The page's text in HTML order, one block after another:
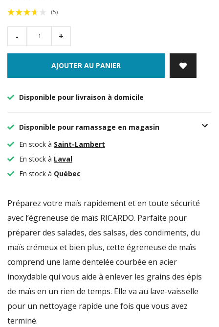
(5)
- +
AJOUTER AU PANIER
Disponible pour livraison à domicile
Disponible pour ramassage en magasin
En stock à Saint-Lambert
En stock à Laval
En stock à Québec
Préparez votre maïs rapidement et en toute sécurité
avec l’égreneuse de maïs RICARDO. Parfaite pour
préparer des salades, des salsas, des condiments, du
maïs crémeux et bien plus, cette égreneuse de maïs
comprend une lame dentelée courbée en acier
inoxydable qui vous aide à enlever les grains des épis
de maïs en un rien de temps. Elle va au lave-vaisselle
pour un nettoyage rapide une fois que vous avez
terminé.